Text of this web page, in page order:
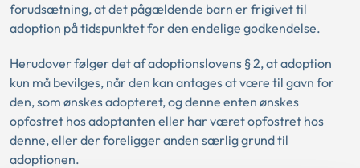
forudsætning, at det pågældende barn er frigivet til
adoption på tidspunktet for den endelige godkendelse.
Herudover følger det af adoptionslovens § 2, at adoption
kun må bevilges, når den kan antages at være til gavn for
den, som ønskes adopteret, og denne enten ønskes
opfostret hos adoptanten eller har været opfostret hos
denne, eller der foreligger anden særlig grund til
adoptionen.